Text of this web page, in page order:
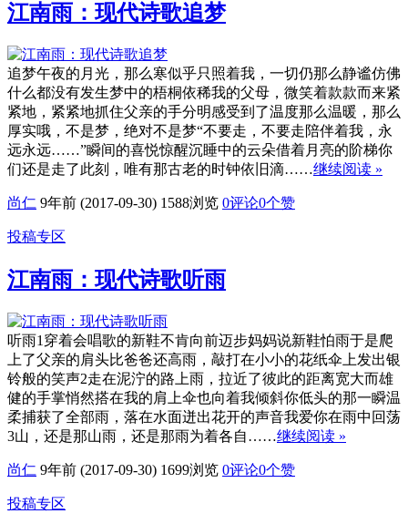
江南雨：现代诗歌追梦
追梦午夜的月光，那么寒似乎只照着我，一切仍那么静谧仿佛
什么都没有发生梦中的梧桐依稀我的父母，微笑着款款而来紧
紧地，紧紧地抓住父亲的手分明感受到了温度那么温暖，那么
厚实哦，不是梦，绝对不是梦“不要走，不要走陪伴着我，永
远永远……”瞬间的喜悦惊醒沉睡中的云朵借着月亮的阶梯你
们还是走了此刻，唯有那古老的时钟依旧滴……继续阅读 »
尚仁 9年前 (2017-09-30) 1588浏览 0评论0个赞
投稿专区
江南雨：现代诗歌听雨
听雨1穿着会唱歌的新鞋不肯向前迈步妈妈说新鞋怕雨于是爬
上了父亲的肩头比爸爸还高雨，敲打在小小的花纸伞上发出银
铃般的笑声2走在泥泞的路上雨，拉近了彼此的距离宽大而雄
健的手掌悄然搭在我的肩上伞也向着我倾斜你低头的那一瞬温
柔捕获了全部雨，落在水面迸出花开的声音我爱你在雨中回荡
3山，还是那山雨，还是那雨为着各自……继续阅读 »
尚仁 9年前 (2017-09-30) 1699浏览 0评论0个赞
投稿专区